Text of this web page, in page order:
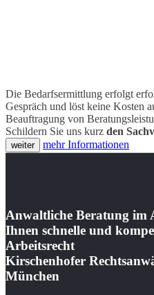
Die Bedarfsermittlung erfolgt
Gespräch und löst keine Kosten
Beauftragung von
Schildern Sie uns kurz den
mehr Informationen
Anwaltliche Beratung im
Ihnen schnelle und
Arbeitsrecht
Kirschenhofer
München